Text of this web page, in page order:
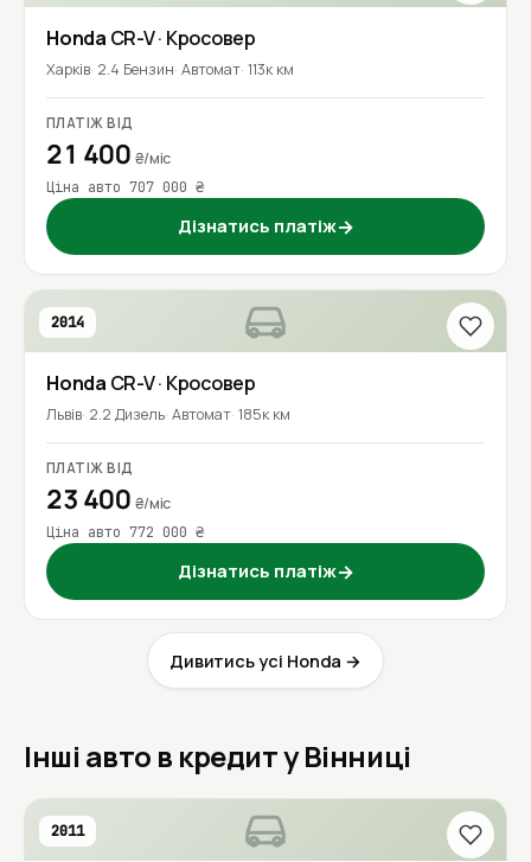
Honda CR-V· Кросовер
Харків 2.4 Бензин Автомат 113к км
ПЛАТІЖ ВІД
21 400 ₴/міс
Ціна авто 707 000 ₴
Дізнатись платіж→
2014
Honda CR-V· Кросовер
Львів 2.2 Дизель Автомат 185к км
ПЛАТІЖ ВІД
23 400 ₴/міс
Ціна авто 772 000 ₴
Дізнатись платіж→
Дивитись усі Honda →
Інші авто в кредит у Вінниці
2011